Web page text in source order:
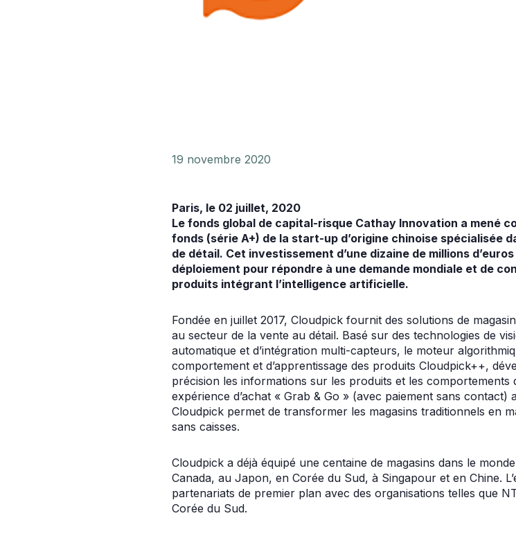
19 novembre 2020
Paris, le 02 juillet, 2020
Le fonds global de capital-risque Cathay Innovation a mené
fonds (série A+) de la start-up d’origine chinoise spécialisée
de détail. Cet investissement d’une dizaine de millions
déploiement pour répondre à une demande mondiale et de
produits intégrant l’intelligence artificielle.
Fondée en juillet 2017, Cloudpick fournit des solutions de
au secteur de la vente au détail. Basé sur des technologies de
automatique et d’intégration multi-capteurs, le moteur
comportement et d’apprentissage des produits Cloudpick++,
précision les informations sur les produits et les comportements
expérience d’achat « Grab & Go » (avec paiement sans
Cloudpick permet de transformer les magasins traditionnels en
sans caisses.
Cloudpick a déjà équipé une centaine de magasins dans le
Canada, au Japon, en Corée du Sud, à Singapour et en Chine.
partenariats de premier plan avec des organisations telles que
Corée du Sud.